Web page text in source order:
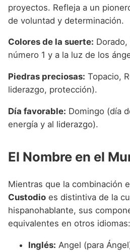
proyectos. Refleja a un
de voluntad y determinación.
Colores de la suerte:
número 1 y a la luz de los
Piedras preciosas: Topacio,
liderazgo, protección).
Día favorable: Domingo (día
energía y al liderazgo).
El Nombre en el
Mientras que la combinación
Custodio es distintiva de la
hispanohablante, sus
equivalentes en otros idiomas:
Inglés: Angel (para